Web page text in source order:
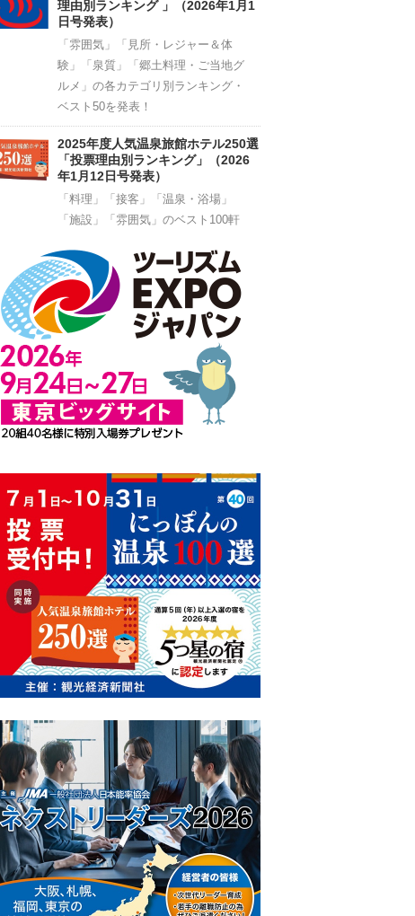
理由別ランキング 」（2026年1月1
日号発表）
「雰囲気」「見所・レジャー＆体
験」「泉質」「郷土料理・ご当地グ
ルメ」の各カテゴリ別ランキング・
ベスト50を発表！
2025年度人気温泉旅館ホテル250選
「投票理由別ランキング」（2026
年1月12日号発表）
「料理」「接客」「温泉・浴場」
「施設」「雰囲気」のベスト100軒